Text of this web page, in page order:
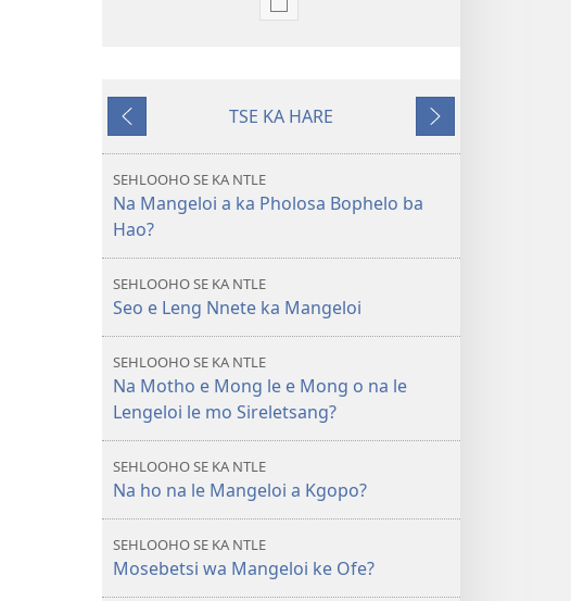
Mekgwa
ya
dingolwa
LEBELA
Nnete
ka
Mangeloi
ka
Jwang?
Fetileng
TSE KA HARE
latelang
SEHLOOHO SE KA NTLE
Na Mangeloi a ka Pholosa Bophelo ba
Hao?
SEHLOOHO SE KA NTLE
Seo e Leng Nnete ka Mangeloi
SEHLOOHO SE KA NTLE
Na Motho e Mong le e Mong o na le
Lengeloi le mo Sireletsang?
SEHLOOHO SE KA NTLE
Na ho na le Mangeloi a Kgopo?
SEHLOOHO SE KA NTLE
Mosebetsi wa Mangeloi ke Ofe?